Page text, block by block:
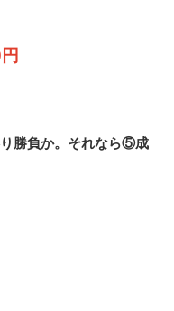
勝負か。それなら⑤成